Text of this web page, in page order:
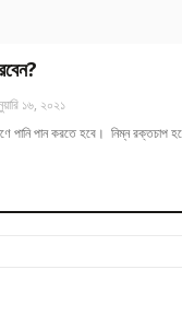
১৬, ২০২১
পানি পান করতে হবে। নিম্ন রক্তচাপ